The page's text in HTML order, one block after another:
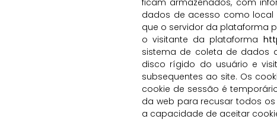
ficam armazenados, com
dados de acesso como local
que o servidor da plataforma
o visitante da plataforma
sistema de coleta de dados
disco rígido do usuário e
subsequentes ao site. Os
cookie de sessão é
da web para recusar todos
a capacidade de aceitar